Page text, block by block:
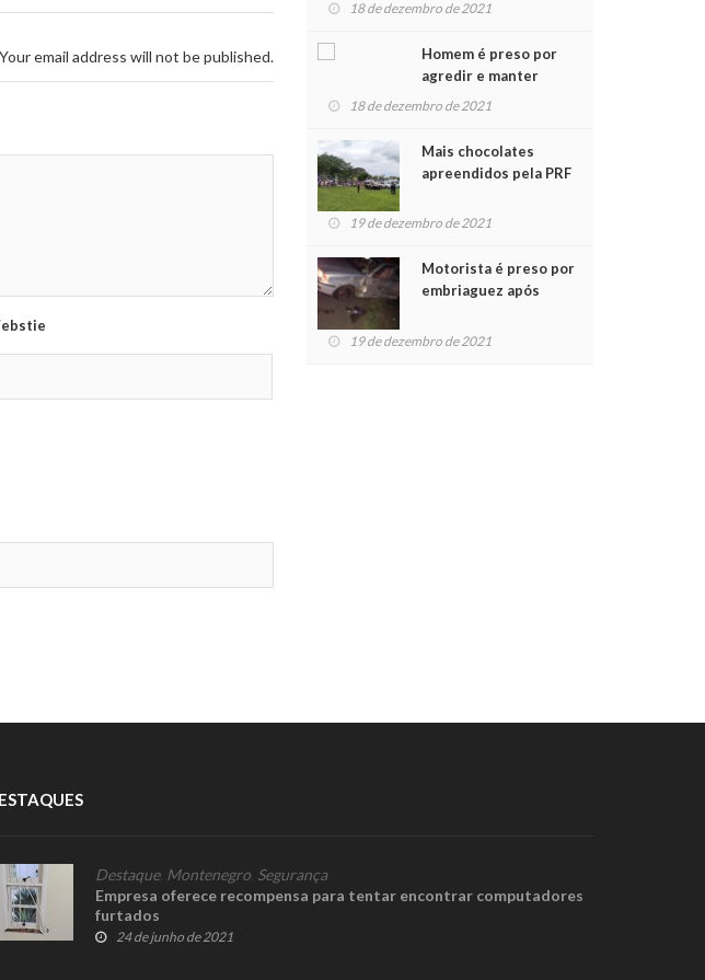
Your email address will not be published.
18 de dezembro de 2021
Homem é preso por
agredir e manter
mulher em cárcere
18 de dezembro de 2021
Mais chocolates
apreendidos pela PRF
crianças no Natal
19 de dezembro de 2021
Motorista é preso por
embriaguez após
feridos
19 de dezembro de 2021
Destaque, Montenegro Segurança
Empresa oferece recompensa para tentar encontrar computadores
furtados
24 de junho de 2021